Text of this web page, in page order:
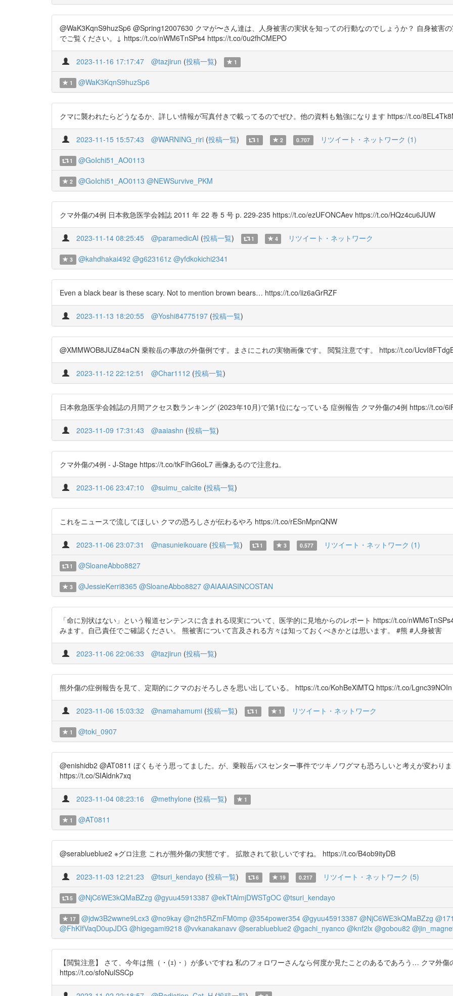
@WaK3KqnS9huzSp6 @Spring12007630 クマが〜さん達は、人身被害の実状を知っての行動なのでしょうか？ 自身被害
でご覧ください。↓ https://t.co/nWM6TnSPs4 https://t.co/0u2fhCMEPO
2023-11-16 17:17:47 @tazjirun (投稿一覧) 1
1 @WaK3KqnS9huzSp6
クマに襲われたらどうなるか、詳しい情報が写真付きで載ってるのでぜひ。他の資料も勉強になります https://t.co/
2023-11-15 15:57:43 @WARNING_riri (投稿一覧) 1 2 0.707 リツイート・ネットワーク (1)
1 @GoIchi51_AO0113
2 @GoIchi51_AO0113 @NEWSurvive_PKM
クマ外傷の4例 日本救急医学会雑誌 2011 年 22 巻 5 号 p. 229-235 https://t.co/ezUFONCAev https://t.co/HQz4cu6JUW
2023-11-14 08:25:45 @paramedicAI (投稿一覧) 1 4 リツイート・ネットワーク
3 @kahdhakai492 @g623161z @yfdkokichi2341
Even a black bear is these scary. Not to mention brown bears… https://t.co/iiz6aGrRZF
2023-11-13 18:20:55 @Yoshi84775197 (投稿一覧)
@XMMWOB8JUZ84aCN 乗鞍岳の事故の外傷例です。まさにこれの実物画像です。 閲覧注意です。 https://t.co/
2023-11-12 22:12:51 @Char1112 (投稿一覧)
日本救急医学会雑誌の月間アクセス数ランキング (2023年10月)で第1位になっている 症例報告 クマ外傷の4例 https://t.co/
2023-11-09 17:31:43 @aaiashn (投稿一覧)
クマ外傷の4例 - J-Stage https://t.co/tkFIhG6oL7 画像あるので注意ね。
2023-11-06 23:47:10 @suimu_calcite (投稿一覧)
これをニュースで流してほしい クマの恐ろしさが伝わるやろ https://t.co/rESnMpnQNW
2023-11-06 23:07:31 @nasunieikouare (投稿一覧) 1 3 0.577 リツイート・ネットワーク (1)
1 @SloaneAbbo8827
3 @JessieKerri8365 @SloaneAbbo8827 @AIAAIASINCOSTAN
「命に別状はない」という報道センテンスに含まれる現実について、医学的に見地からのレポート https://t.co/
みます。自己責任でご確認ください。 熊被害について言及される方々は知っておくべきかとは思います。 #熊 #人身被害
2023-11-06 22:06:33 @tazjirun (投稿一覧)
熊外傷の症例報告を見て、定期的にクマのおそろしさを思い出している。 https://t.co/KohBeXiMTQ https://t.co/
2023-11-06 15:03:32 @namahamumi (投稿一覧) 1 1 リツイート・ネットワーク
1 @toki_0907
@enishidb2 @AT0811 ぼくもそう思ってました。が、乗鞍岳バスセンター事件でツキノワグマも恐ろしいと考えが変わり
https://t.co/SIAldnk7xq
2023-11-04 08:23:16 @methylone (投稿一覧) 1
1 @AT0811
@serablueblue2 ※グロ注意 これが熊外傷の実態です。 拡散されて欲しいですね。 https://t.co/B4ob9ityDB
2023-11-03 12:21:23 @tsuri_kendayo (投稿一覧) 6 19 0.217 リツイート・ネットワーク (5)
5 @NjC6WE3kQMaBZzg @gyuu45913387 @ekTtAlmjDWSTgOC @tsuri_kendayo
17 @jdw3B2wwne9Lcx3 @no9kay @n2h5RZmFM0mp @354power354 @gyuu45913387 @NjC6WE3kQMaBZzg
@FhKIfVaqD0upJDG @higegami9218 @vvkanakanavv @serablueblue2 @gachi_nyanco @knf2lx @gobou82
【閲覧注意】 さて、今年は熊（・(ｪ)・）が多いですね 私のフォロワーさんなら何度か見たことのあるであろう… クマ外
https://t.co/sfoNulSSCp